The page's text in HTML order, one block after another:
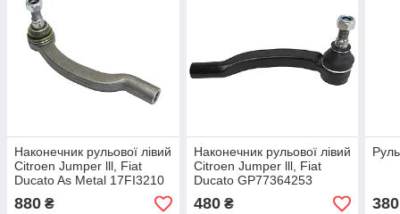
Наконечник рульової лівий
Citroen Jumper lll, Fiat
Ducato As Metal 17FI3210
880 ₴
Наконечник рульової лівий
Citroen Jumper lll, Fiat
Ducato GP77364253
480₴ 380